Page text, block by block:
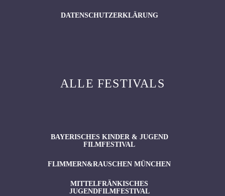
DATENSCHUTZERKLÄRUNG
ALLE FESTIVALS
BAYERISCHES KINDER & JUGEND
FILMFESTIVAL
FLIMMERN&RAUSCHEN MÜNCHEN
MITTELFRÄNKISCHES
JUGENDFILMFESTIVAL